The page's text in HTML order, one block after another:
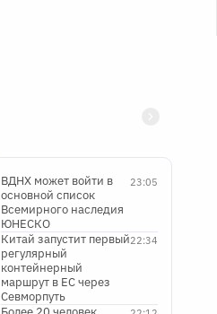
23:05
ВДНХ может войти в
основной список
Всемирного наследия
ЮНЕСКО
22:34
Китай запустит первый
регулярный
контейнерный
маршрут в ЕС через
Севморпуть